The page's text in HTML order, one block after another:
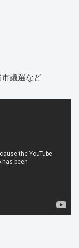
議選など